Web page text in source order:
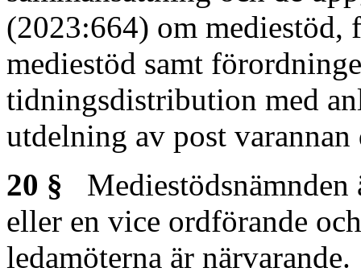
(2023:664) om
mediestöd samt
tidningsdistribution med
utdelning av post varannan
20 § Mediestödsnämnden
eller en vice ordförande
ledamöterna är närvarande.